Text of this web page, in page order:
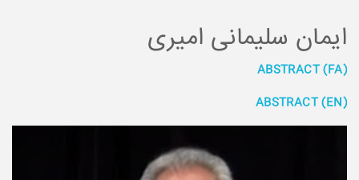
ایمان سلیمانی امیری
ABSTRACT (FA)
ABSTRACT (EN)